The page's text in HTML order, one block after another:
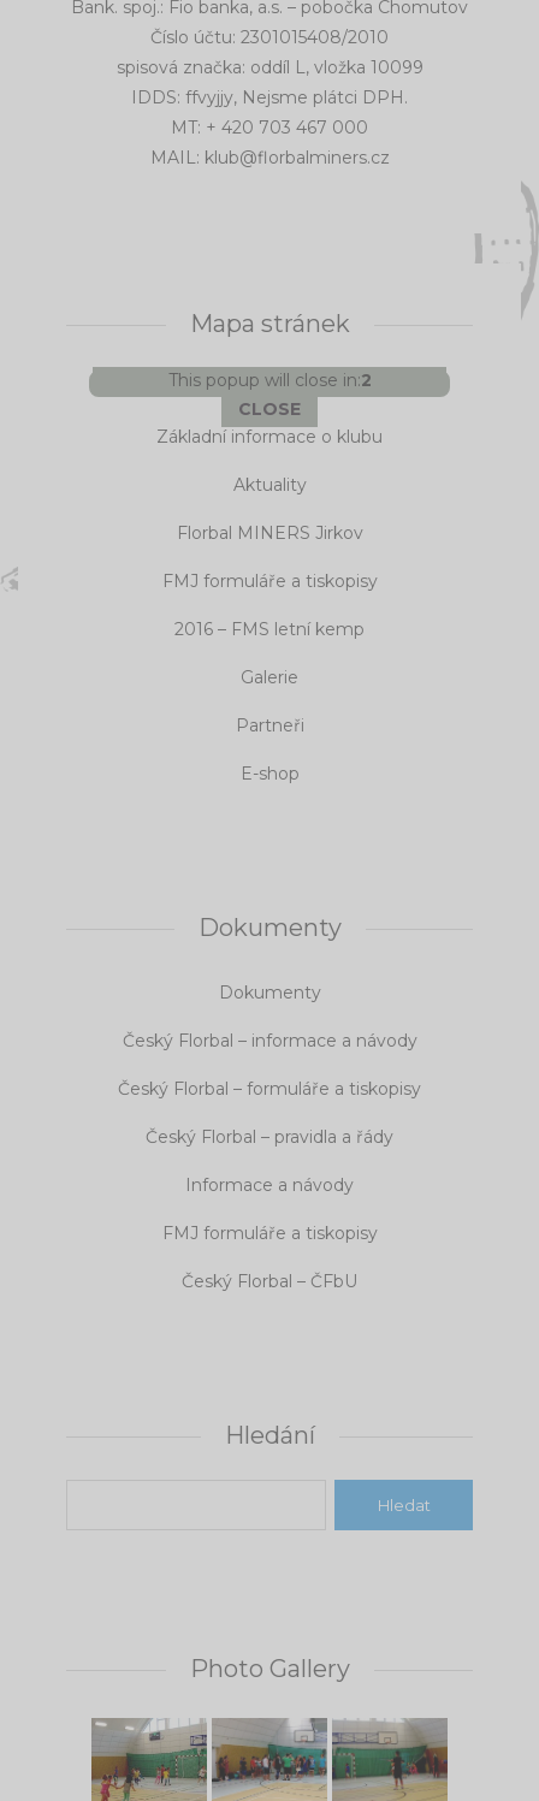
Bank. spoj.: Fio banka, a.s. – pobočka Chomutov
Číslo účtu: 2301015408/2010
spisová značka: oddíl L, vložka 10099
IDDS: ffvyjjy, Nejsme plátci DPH.
MT: + 420 703 467 000
MAIL: klub@florbalminers.cz
Mapa stránek
Management klubu
Základní informace o klubu
Aktuality
Florbal MINERS Jirkov
FMJ formuláře a tiskopisy
2016 – FMS letní kemp
Galerie
Partneři
E-shop
Dokumenty
Dokumenty
Český Florbal – informace a návody
Český Florbal – formuláře a tiskopisy
Český Florbal – pravidla a řády
Informace a návody
FMJ formuláře a tiskopisy
Český Florbal – ČFbU
Hledání
Photo Gallery
This popup will close in:2
CLOSE